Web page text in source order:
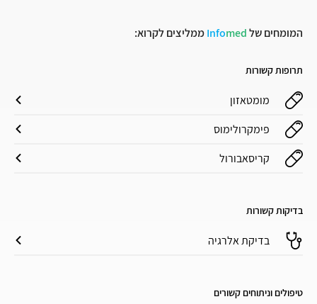
המומחים של Infomed ממליצים לקרוא:
תרופות קשורות
מומטאזון
פימקרולימוס
קריסאבורול
בדיקות קשורות
בדיקת אלרגיה
טיפולים וניתוחים קשורים